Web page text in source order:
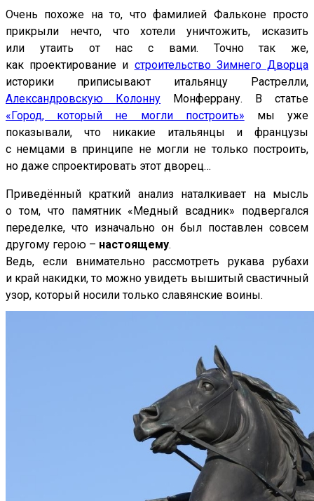
Очень похоже на то, что фамилией Фальконе просто
прикрыли нечто, что хотели уничтожить, исказить
или утаить от нас с вами. Точно так же,
как проектирование и строительство Зимнего Дворца
историки приписывают итальянцу Растрелли,
Александровскую Колонну Монферрану. В статье
«Город, который не могли построить» мы уже
показывали, что никакие итальянцы и французы
с немцами в принципе не могли не только построить,
но даже спроектировать этот дворец…
Приведённый краткий анализ наталкивает на мысль
о том, что памятник «Медный всадник» подвергался
переделке, что изначально он был поставлен совсем
другому герою – настоящему.
Ведь, если внимательно рассмотреть рукава рубахи
и край накидки, то можно увидеть вышитый свастичный
узор, который носили только славянские воины.